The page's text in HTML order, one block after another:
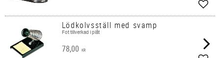
Lödkolvsställ med svamp
Fot tillverkad i plåt​
78,00 KR